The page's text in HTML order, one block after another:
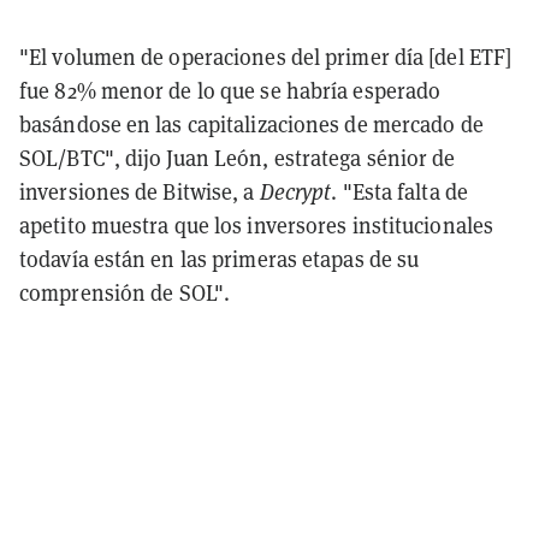
"El volumen de operaciones del primer día [del ETF]
fue 82% menor de lo que se habría esperado
basándose en las capitalizaciones de mercado de
SOL/BTC", dijo Juan León, estratega sénior de
inversiones de Bitwise, a Decrypt. "Esta falta de
apetito muestra que los inversores institucionales
todavía están en las primeras etapas de su
comprensión de SOL".